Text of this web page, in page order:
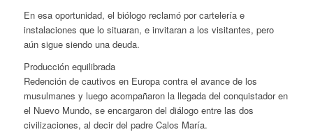
En esa oportunidad, el biólogo reclamó por cartelería e
instalaciones que lo situaran, e invitaran a los visitantes, pero
aún sigue siendo una deuda.
Producción equilibrada
Redención de cautivos en Europa contra el avance de los
musulmanes y luego acompañaron la llegada del conquistador en
el Nuevo Mundo, se encargaron del diálogo entre las dos
civilizaciones, al decir del padre Calos María.